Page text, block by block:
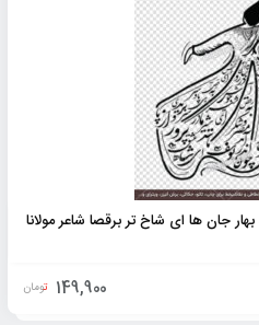
جان ها ای شاخ تر برقصا شاعر مولانا
149,900 تومان